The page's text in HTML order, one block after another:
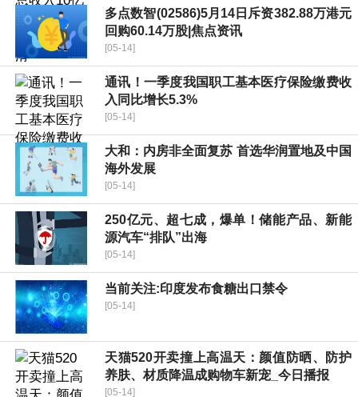
多点数智(02586)5月14日斥资382.88万港元
回购60.14万股|焦点资讯
[05-14]
通讯！一季度我国职工基本医疗保险缴费收
入同比增长5.3%
[05-14]
大和：内房非全面复苏 首选华润置地及中国
海外发展
[05-14]
250亿元、超七成，爆单！储能产品、新能
源汽车“排队”出海
[05-14]
当前关注:印度发布食糖出口禁令
[05-14]
天猫520开卖撞上高温天：颜值防晒、防护
养肤、材质降温成购物车新宠_今日播报
[05-14]